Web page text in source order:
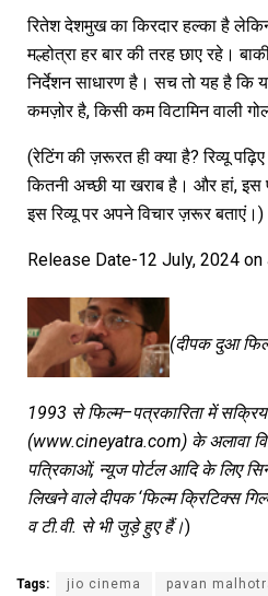
रितेश देशमुख का किरदार हल्का है
मल्होत्रा हर बार की तरह छाए रहे।
निर्देशन साधारण है। सच तो यह है कि
कमज़ोर है, किसी कम विटामिन वाली
(रेटिंग की ज़रूरत ही क्या है? रिव्यू
कितनी अच्छी या खराब है। और हां,
इस रिव्यू पर अपने विचार ज़रूर बताएं।)
Release Date-12 July, 2024 on
(दीपक दुआ
1993 से फिल्म–पत्रकारिता में
(www.cineyatra.com) के अलावा
पत्रिकाओं, न्यूज पोर्टल आदि के लिए
लिखने वाले दीपक‘फिल्म क्रिटिक्स
व टी.वी. से भी जुड़े हुए हैं।)
Tags: jio cinema pavan